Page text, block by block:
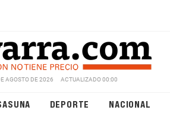
AGOSTO DE 2026 ACTUALIZADO 00:00
DEPORTE NACIONAL